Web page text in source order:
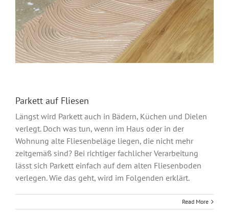
Parkett auf Fliesen
Längst wird Parkett auch in Bädern, Küchen und Dielen
verlegt. Doch was tun, wenn im Haus oder in der
Wohnung alte Fliesenbeläge liegen, die nicht mehr
zeitgemäß sind? Bei richtiger fachlicher Verarbeitung
lässt sich Parkett einfach auf dem alten Fliesenboden
verlegen. Wie das geht, wird im Folgenden erklärt.
Read More